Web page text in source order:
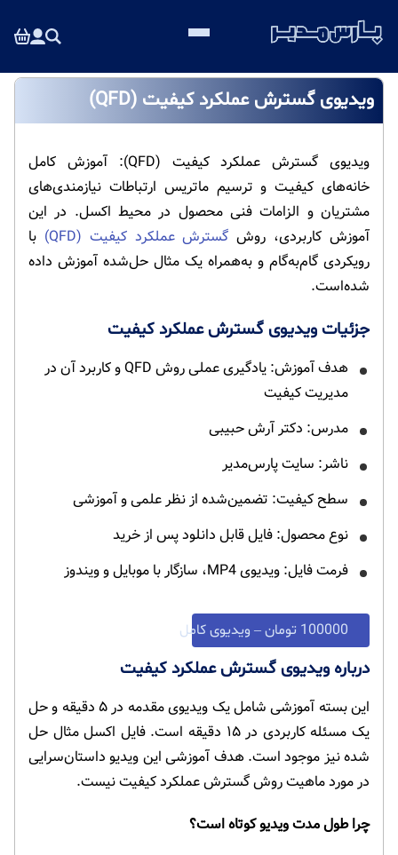
ویدیوی گسترش عملکرد کیفیت (QFD)
ویدیوی گسترش عملکرد کیفیت (QFD): آموزش کامل
خانه‌های کیفیـت و ترسیم ماتریس ارتباطات نیازمندی‌های
مشتریان و الزامات فنی محصول در محیط اکسل. در این
آموزش کاربردی، روش گسترش عملکرد کیفیت (QFD)
با
رویکردی گام‌به‌گام و به‌همراه یک مثال حل‌شده آموزش داده
شده‌است.
جزئیات ویدیوی گسترش عملکرد کیفیت
هدف آموزش: یادگیری عملی روش QFD و کاربرد آن در
مدیریت کیفیت
مدرس: دکتر آرش حبیبی
ناشر: سایت پارس‌مدیر
سطح کیفیت: تضمین‌شده از نظر علمی و آموزشی
نوع محصول: فایل قابل دانلود پس از خرید
فرمت فایل: ویدیوی MP4، سازگار با موبایل و ویندوز
100000 تومان – ویدیوی کامل
درباره ویدیوی گسترش عملکرد کیفیت
این بسته آموزشی شامل یک ویدیوی مقدمه در ۵ دقیقه و حل
یک مسئله کاربردی در ۱۵ دقیقه است. فایل اکسل مثال حل
شده نیز موجود است. هدف آموزشی این ویدیو داستان‌سرایی
در مورد ماهیت روش گسترش عملکرد کیفیت نیست.
چرا طول مدت ویدیو کوتاه است؟